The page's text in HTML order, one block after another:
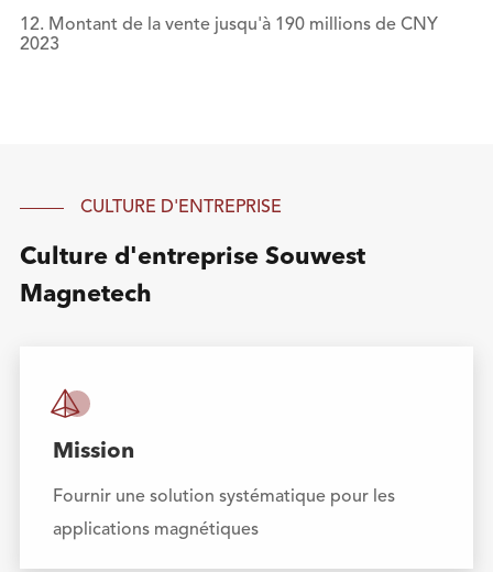
12. Montant de la vente jusqu'à 190 millions de CNY
2023
CULTURE D'ENTREPRISE
Culture d'entreprise Souwest
Magnetech

Mission
Fournir une solution systématique pour les
applications magnétiques